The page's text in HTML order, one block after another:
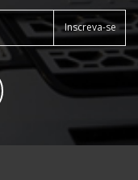
Inscreva-se